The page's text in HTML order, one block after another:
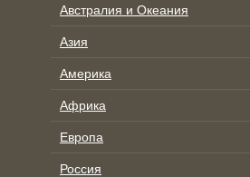
Австралия и Океания
Азия
Америка
Африка
Европа
Россия